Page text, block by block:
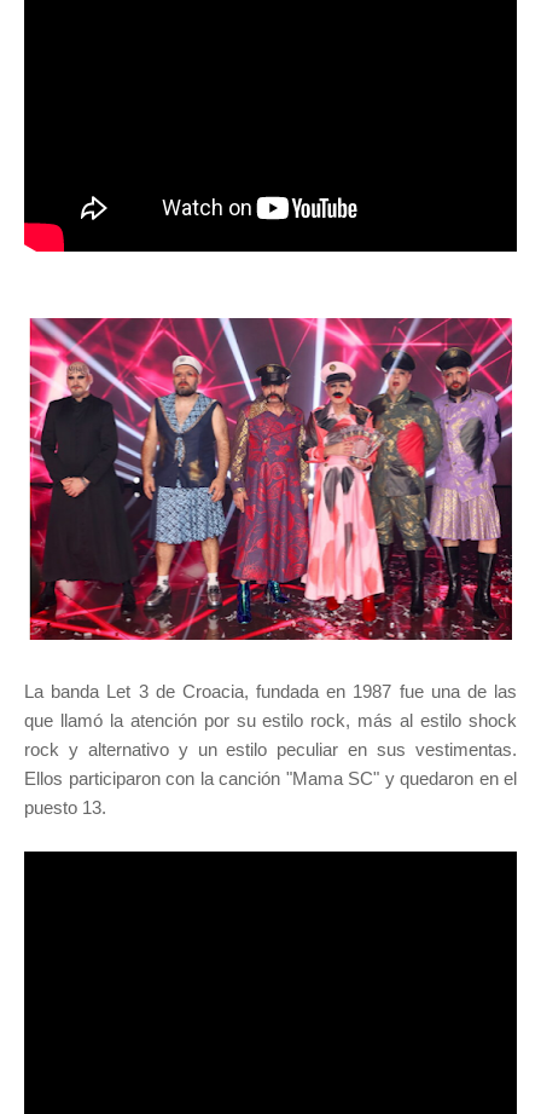
La banda Let 3 de Croacia, fundada en 1987 fue una de las
que llamó la atención por su estilo rock, más al estilo shock
rock y alternativo y un estilo peculiar en sus vestimentas.
Ellos participaron con la canción "Mama SC" y quedaron en el
puesto 13.